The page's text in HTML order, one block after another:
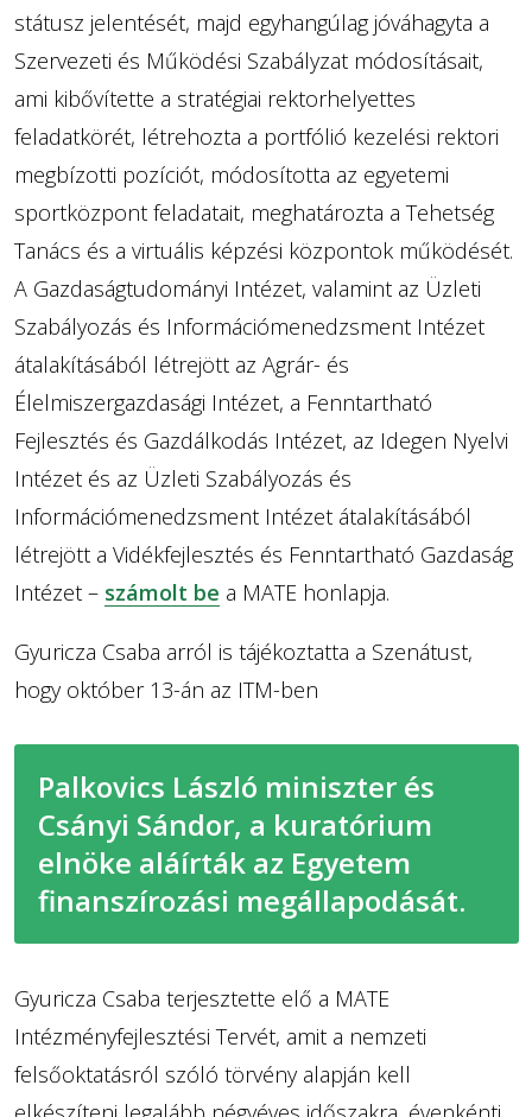
státusz jelentését, majd egyhangúlag jóváhagyta a
Szervezeti és Működési Szabályzat módosításait,
ami kibővítette a stratégiai rektorhelyettes
feladatkörét, létrehozta a portfólió kezelési rektori
megbízotti pozíciót, módosította az egyetemi
sportközpont feladatait, meghatározta a Tehetség
Tanács és a virtuális képzési központok működését.
A Gazdaságtudományi Intézet, valamint az Üzleti
Szabályozás és Információmenedzsment Intézet
átalakításából létrejött az Agrár- és
Élelmiszergazdasági Intézet, a Fenntartható
Fejlesztés és Gazdálkodás Intézet, az Idegen Nyelvi
Intézet és az Üzleti Szabályozás és
Információmenedzsment Intézet átalakításából
létrejött a Vidékfejlesztés és Fenntartható Gazdaság
Intézet – számolt be a MATE honlapja.
Gyuricza Csaba arról is tájékoztatta a Szenátust,
hogy október 13-án az ITM-ben
Palkovics László miniszter és
Csányi Sándor, a kuratórium
elnöke aláírták az Egyetem
finanszírozási megállapodását.
Gyuricza Csaba terjesztette elő a MATE
Intézményfejlesztési Tervét, amit a nemzeti
felsőoktatásról szóló törvény alapján kell